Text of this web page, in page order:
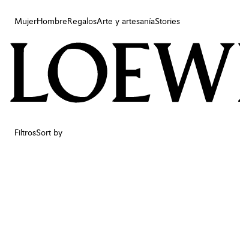
MujerHombre RegalosArte y artesaníaStories
Mujer
Arte y artesanía
FiltrosSort by